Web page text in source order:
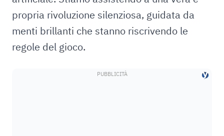
propria rivoluzione silenziosa, guidata da
menti brillanti che stanno riscrivendo le
regole del gioco.